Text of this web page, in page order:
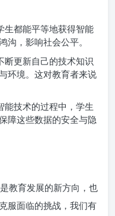
生都能平等地获得智能
沟，影响社会公平。
断更新自己的技术知识
环境。这对教育者来说
能技术的过程中，学生
障这些数据的安全与隐
教育发展的新方向，也
服面临的挑战，我们有